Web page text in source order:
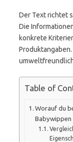
Der Text richtet
Die
konkrete
Table of
Worauf du